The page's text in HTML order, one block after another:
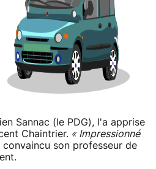
Sannac (le PDG), l'a apprise
Chaintrier. « Impressionné
son professeur de